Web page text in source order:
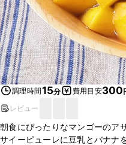
調理時間15分 費用目安300
レビュー
朝食にぴったりなマンゴーのア
サイーピューレに豆乳とバナナ